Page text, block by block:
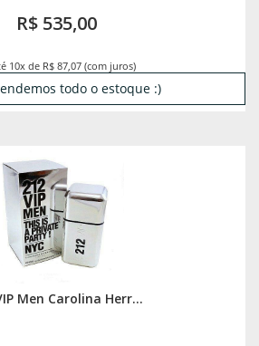
R$ 535,00
10x de R$ 87,07 (com juros)
todo o estoque :)
Men Carolina Herr...